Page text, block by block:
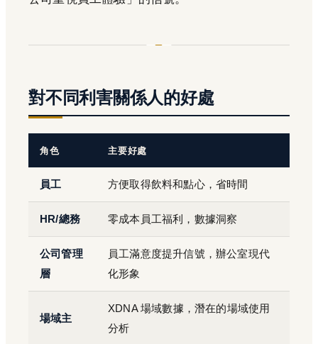
對不同利害關係人的好處
角色 主要好處
員工 方便取得飲料和點心，省時間
HR/總務 零成本員工福利，數據洞察
公司管理
層
員工滿意度提升信號，辦公室現代
化形象
場域主
XDNA 場域數據，潛在的場域使用
分析